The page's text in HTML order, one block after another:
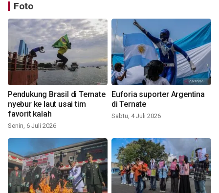
Foto
Pendukung Brasil di Ternate
nyebur ke laut usai tim
favorit kalah
Senin, 6 Juli 2026
Euforia suporter Argentina
di Ternate
Sabtu, 4 Juli 2026